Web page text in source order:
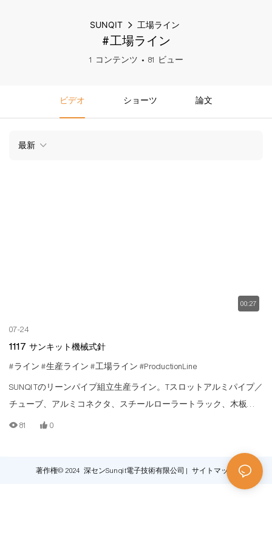
SUNQIT 工場ライン
#工場ライン
1 コンテンツ 81 ビュー
ビデオ ショーツ 論文
最新
00:27
07-24
1117 サンキット機械式針
#ライン #生産ライン #工場ライン #ProductionLine
SUNQITのリーンパイプ組立生産ライン。Tスロットアルミパイプ／
チューブ、アルミコネクタ、スチールローラートラック、木板な
どを組み合わせた低コストの生産ラインです。
81 0
著作権© 2024 深センSunqit電子技術有限公司 | サイトマップ